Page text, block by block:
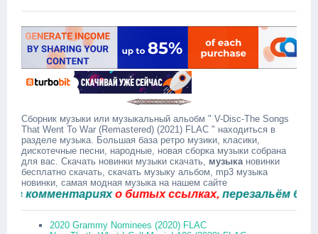
Сборник музыки или музыкальный альобм " V-Disc-The Songs
That Went To War (Remastered) (2021) FLAC " находиться в
разделе музыка. Большая база ретро музики, класики,
дискотечные песни, народные, новая сборка музыки собрана
для вас. Скачать новинки музыки скачать, музыкановинки
бесплатно скачать, скачать музыку альбом, mp3 музыка
новинки, самая модная музыка на нашем сайте
о битых ссылках,перезальём быстро.
2020 Grammy Nominees (2020) FLAC